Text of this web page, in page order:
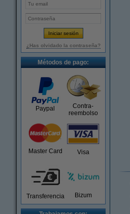
¿Has olvidado la contraseña?
Métodos de pago:
Paypal
Contra-
reembolso
Master Card Visa
Transferencia Bizum